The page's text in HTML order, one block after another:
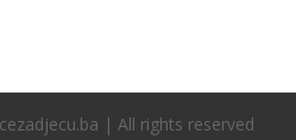
| All rights reserved